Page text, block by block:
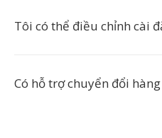
Tôi có thể điều chỉnh cài
Có hỗ trợ chuyển đổi